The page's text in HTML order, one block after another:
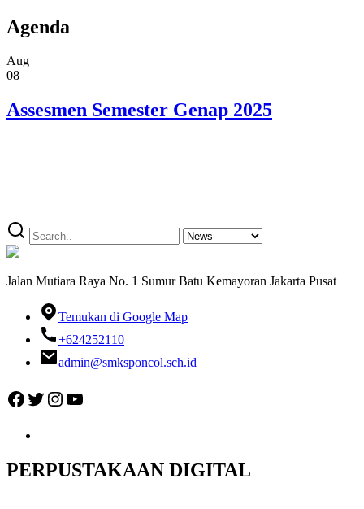
Agenda
Aug
08
Assesmen Semester Genap 2025
Jalan Mutiara Raya No. 1 Sumur Batu Kemayoran Jakarta Pusat
Temukan di Google Map
+624252110
admin@smksponcol.sch.id
Facebook
Twitter
Instagram
YouTube
PERPUSTAKAAN DIGITAL